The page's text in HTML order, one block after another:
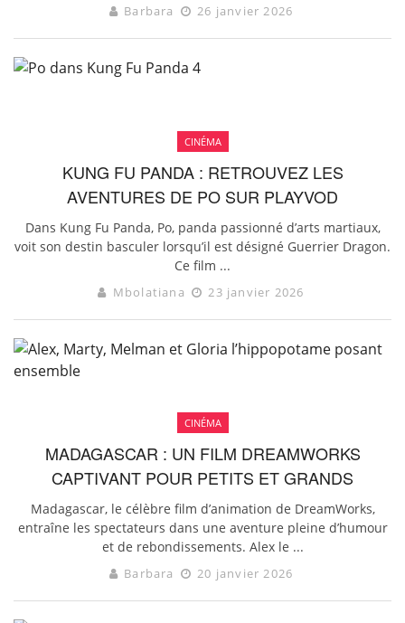
Barbara 26 janvier 2026
CINÉMA
KUNG FU PANDA : RETROUVEZ LES
AVENTURES DE PO SUR PLAYVOD
Dans Kung Fu Panda, Po, panda passionné d’arts martiaux,
voit son destin basculer lorsqu’il est désigné Guerrier Dragon.
Ce film ...
Mbolatiana 23 janvier 2026
CINÉMA
MADAGASCAR : UN FILM DREAMWORKS
CAPTIVANT POUR PETITS ET GRANDS
Madagascar, le célèbre film d’animation de DreamWorks,
entraîne les spectateurs dans une aventure pleine d’humour
et de rebondissements. Alex le ...
Barbara 20 janvier 2026